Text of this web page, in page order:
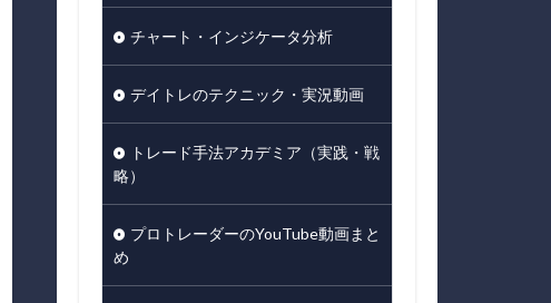
チャート・インジケータ分析
デイトレのテクニック・実況動画
トレード手法アカデミア（実践・戦
略）
プロトレーダーのYouTube動画まと
め